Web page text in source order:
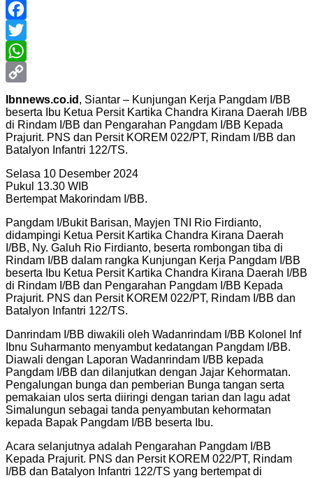
Facebook
Twitter
WhatsApp
Copy
Link
Ibnnews.co.id , Siantar – Kunjungan Kerja Pangdam I/BB
beserta Ibu Ketua Persit Kartika Chandra Kirana Daerah I/BB
di Rindam I/BB dan Pengarahan Pangdam I/BB Kepada
Prajurit. PNS dan Persit KOREM 022/PT, Rindam I/BB dan
Batalyon Infantri 122/TS.
Selasa 10 Desember 2024
Pukul 13.30 WIB
Bertempat Makorindam I/BB.
Pangdam I/Bukit Barisan, Mayjen TNI Rio Firdianto,
didampingi Ketua Persit Kartika Chandra Kirana Daerah
I/BB, Ny. Galuh Rio Firdianto, beserta rombongan tiba di
Rindam I/BB dalam rangka Kunjungan Kerja Pangdam I/BB
beserta Ibu Ketua Persit Kartika Chandra Kirana Daerah I/BB
di Rindam I/BB dan Pengarahan Pangdam I/BB Kepada
Prajurit. PNS dan Persit KOREM 022/PT, Rindam I/BB dan
Batalyon Infantri 122/TS.
Danrindam I/BB diwakili oleh Wadanrindam I/BB Kolonel Inf
Ibnu Suharmanto menyambut kedatangan Pangdam I/BB.
Diawali dengan Laporan Wadanrindam I/BB kepada
Pangdam I/BB dan dilanjutkan dengan Jajar Kehormatan.
Pengalungan bunga dan pemberian Bunga tangan serta
pemakaian ulos serta diiringi dengan tarian dan lagu adat
Simalungun sebagai tanda penyambutan kehormatan
kepada Bapak Pangdam I/BB beserta Ibu.
Acara selanjutnya adalah Pengarahan Pangdam I/BB
Kepada Prajurit. PNS dan Persit KOREM 022/PT, Rindam
I/BB dan Batalyon Infantri 122/TS yang bertempat di